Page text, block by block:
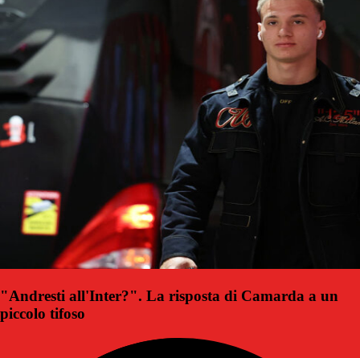
"Andresti all'Inter?". La risposta di Camarda a un
piccolo tifoso